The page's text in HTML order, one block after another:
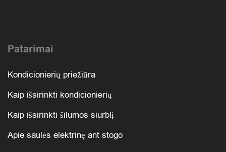
Patarimai
Kondicionierių priežiūra
Kaip išsirinkti kondicionierių
Kaip išsirinkti šilumos siurblį
Apie saulės elektrinę ant stogo